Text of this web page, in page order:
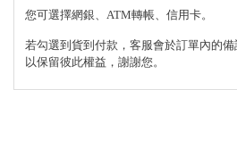
您可選擇網銀、ATM轉帳、信用卡。
若勾選到貨到付款，客服會於訂單內的備
以保留彼此權益，謝謝您。